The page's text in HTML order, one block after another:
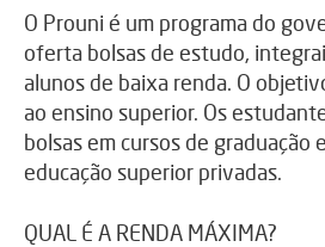
O Prouni é um programa do
oferta bolsas de estudo,
alunos de baixa renda. O
ao ensino superior. Os
bolsas em cursos de graduação
educação superior privadas.
QUAL É A RENDA MÁXIMA?